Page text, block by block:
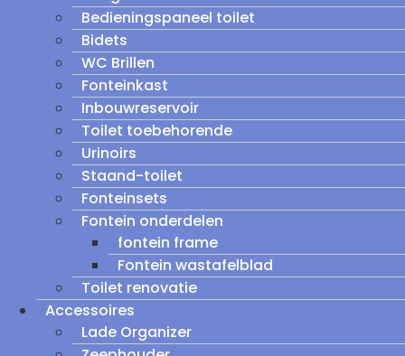
Bedieningspaneel toilet
Bidets
WC Brillen
Fonteinkast
Inbouwreservoir
Toilet toebehorende
Urinoirs
Staand-toilet
Fonteinsets
Fontein onderdelen
fontein frame
Fontein wastafelblad
Toilet renovatie
Accessoires
Lade Organizer